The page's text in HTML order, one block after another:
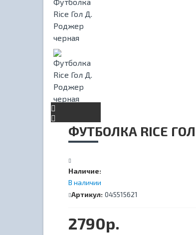
ФУТБОЛКА RICE
Наличие:
В наличии
Артикул: 045515621
2790р.